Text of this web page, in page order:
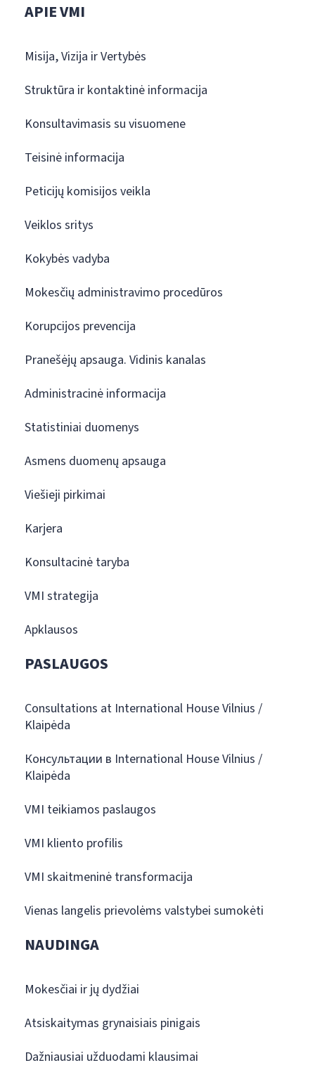
APIE VMI
Misija, Vizija ir Vertybės
Struktūra ir kontaktinė informacija
Konsultavimasis su visuomene
Teisinė informacija
Peticijų komisijos veikla
Veiklos sritys
Kokybės vadyba
Mokesčių administravimo procedūros
Korupcijos prevencija
Pranešėjų apsauga. Vidinis kanalas
Administracinė informacija
Statistiniai duomenys
Asmens duomenų apsauga
Viešieji pirkimai
Karjera
Konsultacinė taryba
VMI strategija
Apklausos
PASLAUGOS
Consultations at International House Vilnius /
Klaipėda
Консультации в International House Vilnius /
Klaipėda
VMI teikiamos paslaugos
VMI kliento profilis
VMI skaitmeninė transformacija
Vienas langelis prievolėms valstybei sumokėti
NAUDINGA
Mokesčiai ir jų dydžiai
Atsiskaitymas grynaisiais pinigais
Dažniausiai užduodami klausimai